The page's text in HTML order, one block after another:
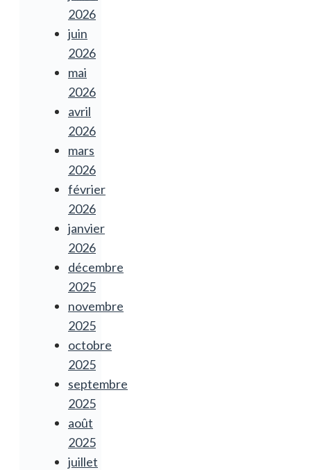
2026
juin
2026
mai
2026
avril
2026
mars
2026
février
2026
janvier
2026
décembre
2025
novembre
2025
octobre
2025
septembre
2025
août
2025
juillet